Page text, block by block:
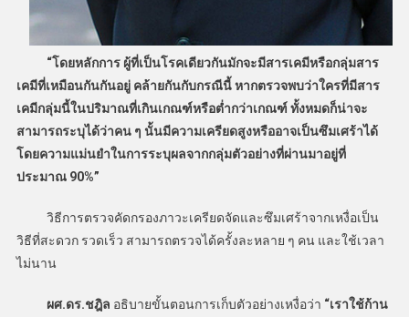
“โดยหลักการ ผู้ที่เป็นโรคเดียวกันมักจะมีสารเคมีหรือกลุ่มสาร
เคมีที่เหมือนกันกันอยู่ คล้ายกันกับกรณีนี้ หากตรวจพบว่าใครที่มีสาร
เคมีกลุ่มนี้ในปริมาณที่เกินเกณฑ์หรือต่ำกว่าเกณฑ์ ทั้งหมดก็น่าจะ
สามารถระบุได้ว่าคน ๆ นั้นมีความเครียดสูงหรืออาจเป็นซึมเศร้าได้
โดยความแม่นยำในการระบุผลจากกลุ่มตัวอย่างที่ผ่านมาอยู่ที่
ประมาณ 90%”
วิธีการตรวจคัดกรองภาวะเครียดจัดและซึมเศร้าจากเหงื่อเป็น
วิธีที่สะดวก รวดเร็ว สามารถตรวจได้ครั้งละหลาย ๆ คน และใช้เวลา
ไม่นาน
ผศ.ดร.ชฎิล อธิบายขั้นตอนการเก็บตัวอย่างเหงื่อว่า “เราใช้ก้าน